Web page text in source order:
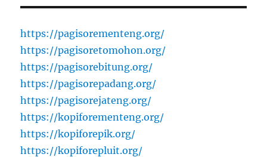
https://pagisorementeng.org/
https://pagisoretomohon.org/
https://pagisorebitung.org/
https://pagisorepadang.org/
https://pagisorejateng.org/
https://kopiforementeng.org/
https://kopiforepik.org/
https://kopiforepluit.org/